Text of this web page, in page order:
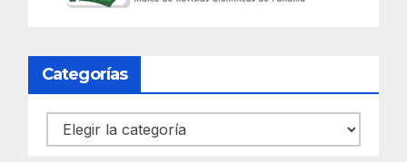
Categorías
Categorías